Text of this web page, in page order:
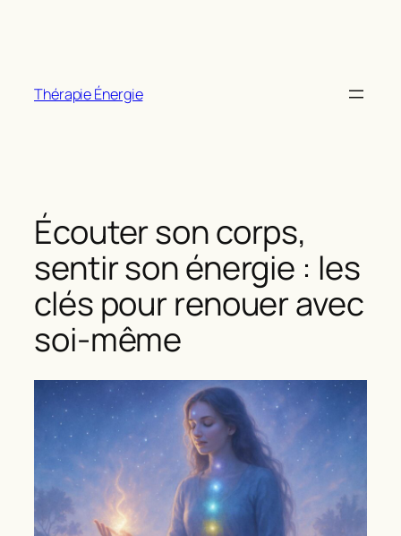
Thérapie Énergie
Écouter son corps,
sentir son énergie : les
clés pour renouer avec
soi-même